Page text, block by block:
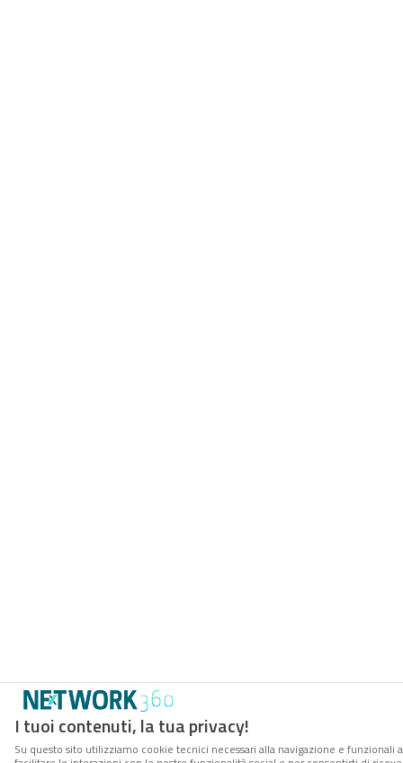
I tuoi contenuti, la tua privacy!
Su questo sito utilizziamo cookie tecnici necessari alla navigazione e